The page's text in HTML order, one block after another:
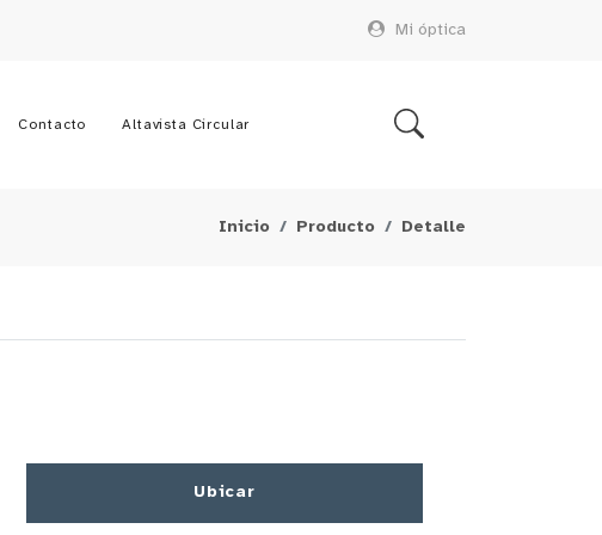
Mi óptica
Contacto Altavista Circular
Inicio Producto Detalle
Ubicar